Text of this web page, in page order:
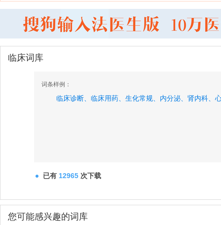
临床词库
词条样例：
临床诊断、 临床用药、 生化常规、 内分泌、 肾内科、
已有 12965 次下载
您可能感兴趣的词库